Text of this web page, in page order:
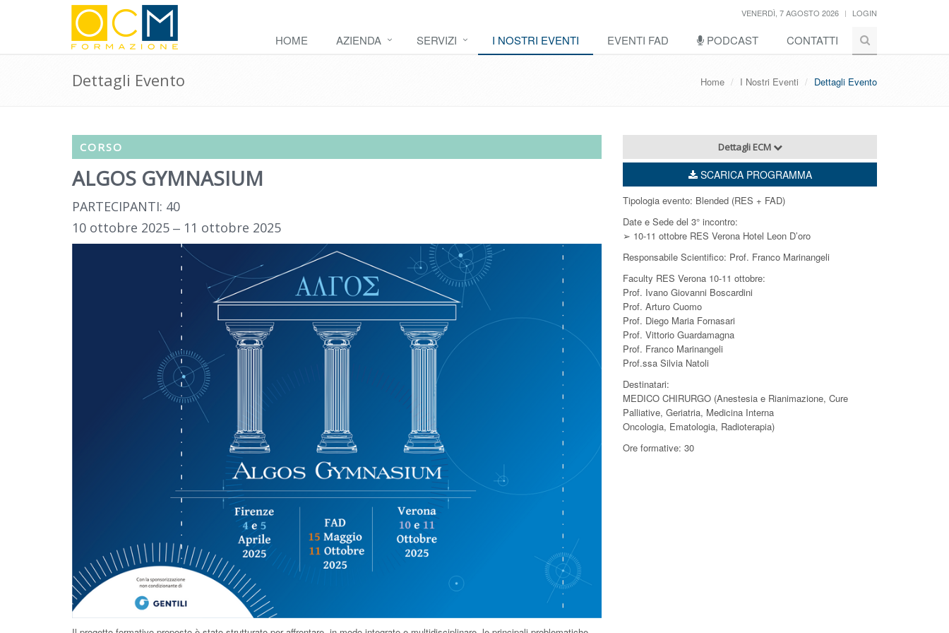
VENERDÌ, 7 AGOSTO 2026 LOGIN
HOME AZIENDA SERVIZI I NOSTRI EVENTI EVENTI FAD PODCAST CONTATTI
Dettagli Evento Home I Nostri Eventi Dettagli Evento
CORSO
ALGOS GYMNASIUM
PARTECIPANTI: 40
10 ottobre 2025 ‒ 11 ottobre 2025
Dettagli ECM
SCARICA PROGRAMMA
Tipologia evento: Blended (RES + FAD)
Date e Sede del 3° incontro:
➢ 10-11 ottobre RES Verona Hotel Leon D’oro
Responsabile Scientifico: Prof. Franco Marinangeli
Faculty RES Verona 10-11 ottobre:
Prof. Ivano Giovanni Boscardini
Prof. Arturo Cuomo
Prof. Diego Maria Fornasari
Prof. Vittorio Guardamagna
Prof. Franco Marinangeli
Prof.ssa Silvia Natoli
Destinatari:
MEDICO CHIRURGO (Anestesia e Rianimazione, Cure
Palliative, Geriatria, Medicina Interna
Oncologia, Ematologia, Radioterapia)
Ore formative: 30